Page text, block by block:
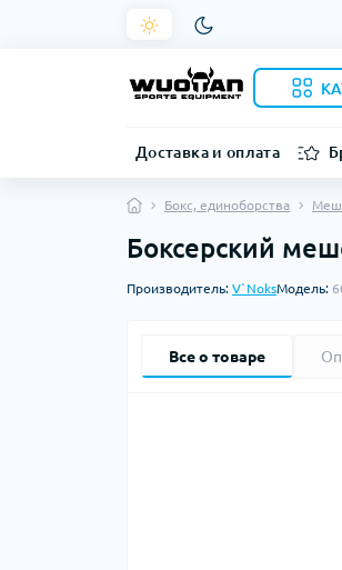
Доставка и оплата
Бокс, единоборства
Боксерский
Производитель: V`NoksМодель:
Все о товаре